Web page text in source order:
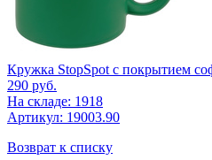
Кружка StopSpot с покрытием
290 руб.
На складе: 1918
Артикул: 19003.90
Возврат к списку